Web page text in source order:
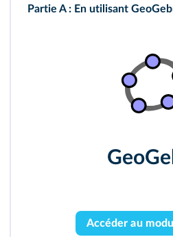
Partie A : En utilisant
Accéder au